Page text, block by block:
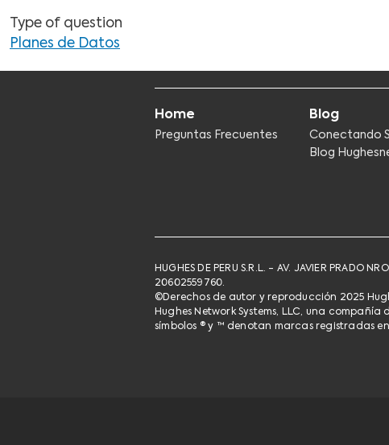
Type of question
Planes de Datos
Home
Preguntas Frecuentes
Blog
Conectando
Blog
HUGHES DE PERU S.R.L. - AV. JAVIER PRADO
20602559760. ​
©Derechos de autor y reproducción 2025
Hughes Network Systems, LLC, una
símbolos ® y ™ denotan marcas registradas